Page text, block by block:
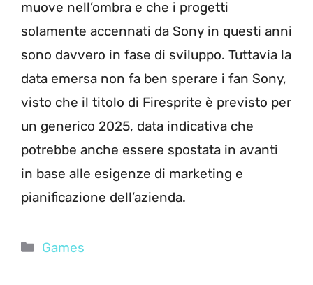
muove nell’ombra e che i progetti
solamente accennati da Sony in questi anni
sono davvero in fase di sviluppo. Tuttavia la
data emersa non fa ben sperare i fan Sony,
visto che il titolo di Firesprite è previsto per
un generico 2025, data indicativa che
potrebbe anche essere spostata in avanti
in base alle esigenze di marketing e
pianificazione dell’azienda.
Categorie
Games